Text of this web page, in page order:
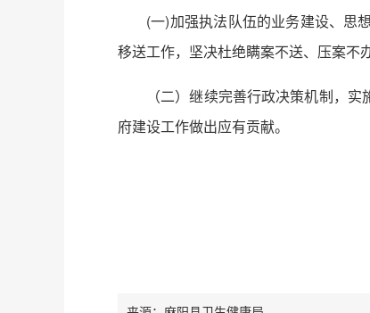
(一)加强执法队伍的业务建设、思
移送工作，坚决杜绝瞒案不送、压案不
（二）继续完善行政决策机制，
府建设工作做出应有贡献。